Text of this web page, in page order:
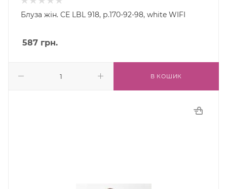
Блуза жін. CE LBL 918, р.170-92-98, white WIFI
587 грн.
В КОШИК